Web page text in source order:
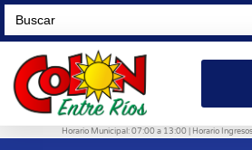
Search
for:
Horario Municipal: 07:00 a 13:00 | Horario